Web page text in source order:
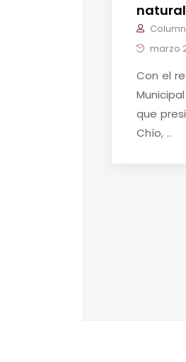
marzo
Con el
que
Chío, ..